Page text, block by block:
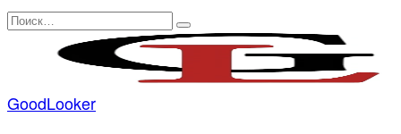
Перейти
содержанию
Search
GoodLooker